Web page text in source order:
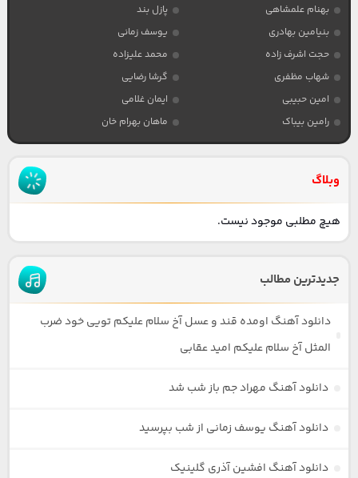
بهنام علمشاهی
پازل بند
بنیامین بهادری
یوسف زمانی
حجت اشرف زاده
محمد علیزاده
شهاب مظفری
گرشا رضایی
امین حبیبی
ایمان غلامی
رامین بیباک
ماهان بهرام خان
وبلاگ
هیچ مطلبی موجود نیست.
جدیدترین مطالب
دانلود آهنگ اومده قند و عسل آخ سلام علیکم تویی خود ضرب
المثل آخ سلام علیکم امید عقابی
دانلود آهنگ مهراد جم باز شب شد
دانلود آهنگ یوسف زمانی از شب بپرسید
دانلود آهنگ افشین آذری گلینیک